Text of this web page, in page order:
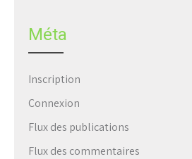
Méta
Inscription
Connexion
Flux des publications
Flux des commentaires